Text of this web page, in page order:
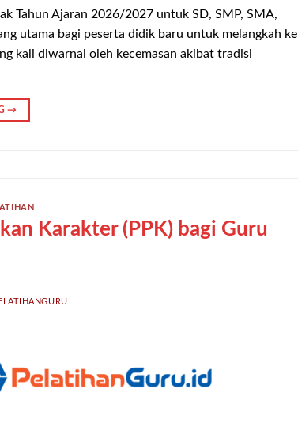
Tahun Ajaran 2026/2027 untuk SD, SMP, SMA,
utama bagi peserta didik baru untuk melangkah ke
kali diwarnai oleh kecemasan akibat tradisi
→
Karakter (PPK) bagi Guru